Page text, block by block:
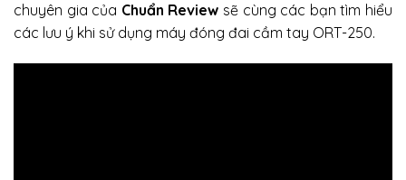
chuyên gia của Chuẩn Review sẽ cùng các bạn tìm hiểu
các lưu ý khi sử dụng máy đóng đai cầm tay ORT-250.